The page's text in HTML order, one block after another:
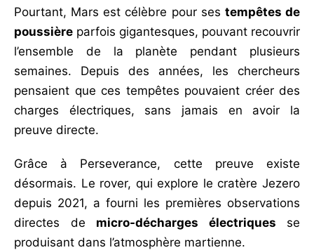
Pourtant, Mars est célèbre pour ses tempêtes de
poussière parfois gigantesques, pouvant recouvrir
l’ensemble de la planète pendant plusieurs
semaines. Depuis des années, les chercheurs
pensaient que ces tempêtes pouvaient créer des
charges électriques, sans jamais en avoir la
preuve directe.
Grâce à Perseverance, cette preuve existe
désormais. Le rover, qui explore le cratère Jezero
depuis 2021, a fourni les premières observations
directes de micro-décharges électriques se
produisant dans l’atmosphère martienne.